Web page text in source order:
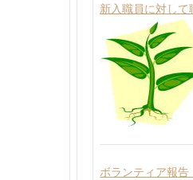
新入職員に対して
ボランティア報告